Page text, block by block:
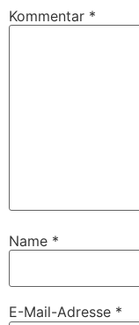
Kommentar *
Name *
E-Mail-Adresse *